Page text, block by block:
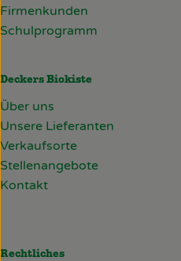
Firmenkunden
Schulprogramm
Deckers Biokiste
Über uns
Unsere Lieferanten
Verkaufsorte
Stellenangebote
Kontakt
Rechtliches